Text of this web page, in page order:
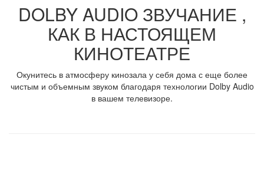
DOLBY AUDIO ЗВУЧАНИЕ ,
КАК В НАСТОЯЩЕМ
КИНОТЕАТРЕ
Окунитесь в атмосферу кинозала у себя дома с еще более
чистым и объемным звуком благодаря технологии Dolby Audio
в вашем телевизоре.